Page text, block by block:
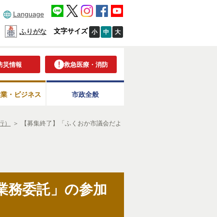
Language
ふりがな 文字サイズ 小 中 大
災情報 救急医療・消防
・ビジネス 市政全般
＞ 【募集終了】「ふくおか市議会だよ
務委託」の参加